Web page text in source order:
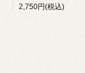
2,750円(税込)